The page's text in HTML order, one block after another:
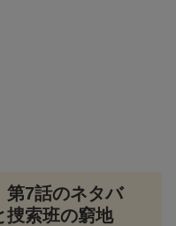
第7話のネタバ
捜索班の窮地